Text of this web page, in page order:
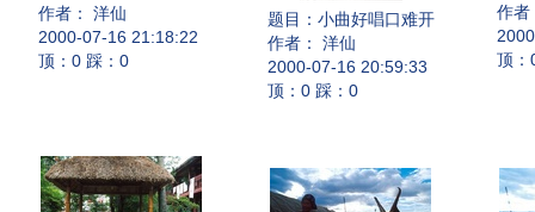
作者： 洋仙
2000-07-16 21:18:22
顶：0 踩：0
题目： 小曲好唱口难开
作者： 洋仙
2000-07-16 20:59:33
顶：0 踩：0
作者
顶：